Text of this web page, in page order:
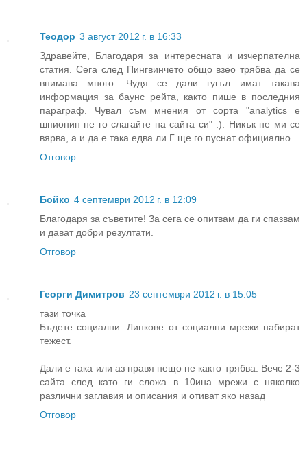
Теодор 3 август 2012 г. в 16:33
Здравейте, Благодаря за интересната и изчерпателна
статия. Сега след Пингвинчето общо взео трябва да се
внимава много. Чудя се дали гугъл имат такава
информация за баунс рейта, както пише в последния
параграф. Чувал съм мнения от сорта "analytics е
шпионин не го слагайте на сайта си" :). Никък не ми се
вярва, а и да е така едва ли Г ще го пуснат официално.
Отговор
Бойко 4 септември 2012 г. в 12:09
Благодаря за съветите! За сега се опитвам да ги спазвам
и дават добри резултати.
Отговор
Георги Димитров 23 септември 2012 г. в 15:05
тази точка
Бъдете социални: Линкове от социални мрежи набират
тежест.
Дали е така или аз правя нещо не както трябва. Вече 2-3
сайта след като ги сложа в 10ина мрежи с няколко
различни заглавия и описания и отиват яко назад
Отговор